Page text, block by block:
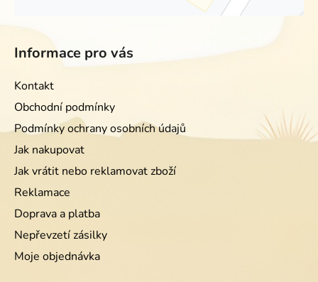
Informace pro vás
Kontakt
Obchodní podmínky
Podmínky ochrany osobních údajů
Jak nakupovat
Jak vrátit nebo reklamovat zboží
Reklamace
Doprava a platba
Nepřevzetí zásilky
Moje objednávka